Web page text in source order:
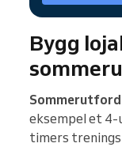
Bygg
eksempel et
timers